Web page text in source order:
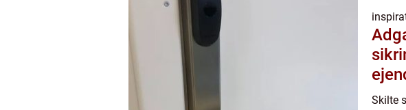
Skilte